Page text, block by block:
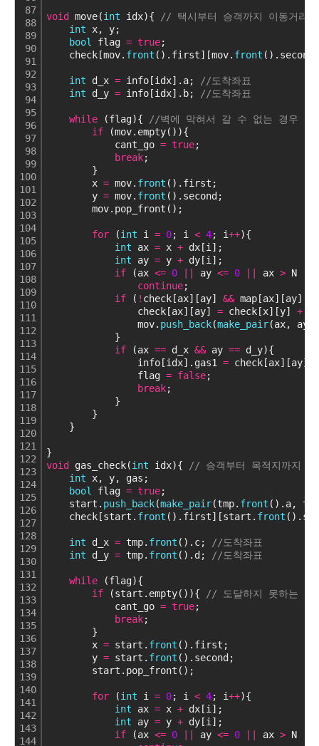
87
88
89
90
91
92
93
94
95
96
97
98
99
100
101
102
103
104
105
106
107
108
109
110
111
112
113
114
115
116
117
118
119
120
121
122
123
124
125
126
127
128
129
130
131
132
133
134
135
136
137
138
139
140
141
142
143
144
void move(int idx){
// 택시부터 승객까지 이동거리(
int x, y;
bool
flag = true;
check[mov. front ().first][mov. front
int d_x = info[idx].a;
//도착좌표
int d_y = info[idx].b; //도착좌표
while (flag){
//벽에 막혀서 갈 수 없는 경우
if (mov.empty()){
cant_go = true;
break;
}
x = mov. front ().first;
y = mov. front ().second;
mov.pop_front();
for (int i = 0; i < 4; i++){
int ax = x + dx[i];
int ay = y + dy[i];
if (ax <= 0 ay <= 0 ax > N
continue;
if ( ! check[ax][ay] && map[ax][ay]
check[ax][ay] = check[x][y] +
mov. push_back(make_pair(ax,
}
if (ax == d_x && ay == d_y){
info[idx].gas1 = check[ax][ay]
flag = false;
break;
}
}
}
}
void
gas_check(int idx){
// 승객부터 목적지까지
int x, y, gas;
bool
flag = true;
start. push_back(make_pair(tmp. front ().a,
check[start. front ().first][start. front
int d_x = tmp. front ().c;
//도착좌표
int d_y = tmp. front ().d; //도착좌표
while (flag){
if (start.empty()){
// 도달하지 못하는 경
cant_go = true;
break;
}
x = start. front ().first;
y = start. front ().second;
start.pop_front();
for (int i = 0; i < 4; i++){
int ax = x + dx[i];
int ay = y + dy[i];
if (ax <= 0 ay <= 0 ax > N